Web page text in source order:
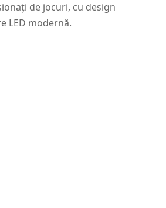
de jocuri, cu design
LED modernă.